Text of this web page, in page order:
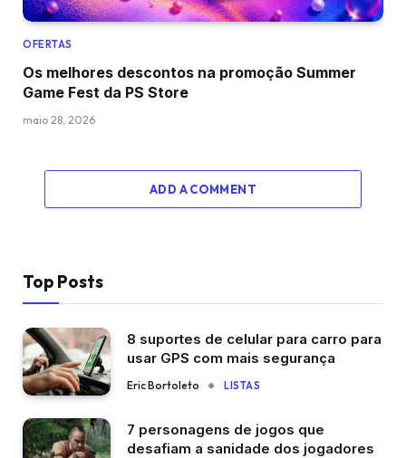
OFERTAS
Os melhores descontos na promoção Summer
Game Fest da PS Store
maio 28, 2026
ADD A COMMENT
Top Posts
8 suportes de celular para carro para
usar GPS com mais segurança
Eric Bortoleto LISTAS
7 personagens de jogos que
desafiam a sanidade dos jogadores